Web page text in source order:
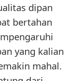
dipan
bertahan
yang kalian
mahal.